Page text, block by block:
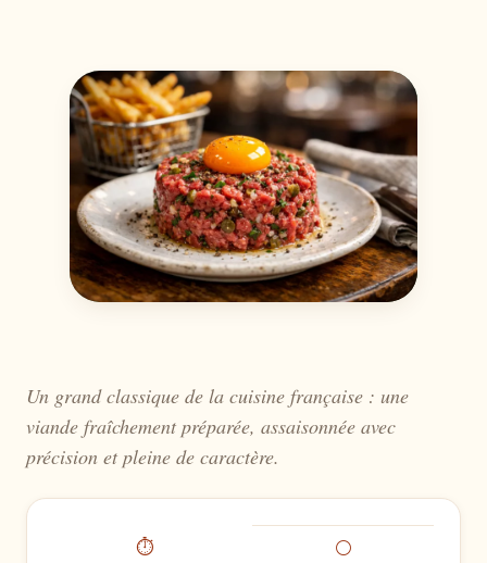
Un grand classique de la cuisine française : une
viande fraîchement préparée, assaisonnée avec
précision et pleine de caractère.
⏱ ⚪